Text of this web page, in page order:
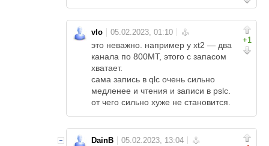
+1
vlo
это неважно. например у xt2 — два
канала по 800MT, этого с запасом
хватает.
сама запись в qlc очень сильно
медленее и чтения и записи в pslc.
от чего сильно хуже не становится.
DainB